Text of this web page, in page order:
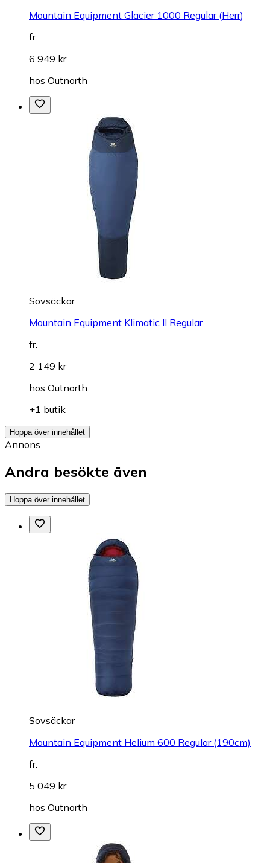
Mountain Equipment Glacier 1000 Regular (Herr)
fr.
6 949 kr
hos Outnorth
Sovsäckar
Mountain Equipment Klimatic II Regular
fr.
2 149 kr
hos Outnorth
+1 butik
Hoppa över innehållet
Annons
Andra besökte även
Hoppa över innehållet
Sovsäckar
Mountain Equipment Helium 600 Regular (190cm)
fr.
5 049 kr
hos Outnorth